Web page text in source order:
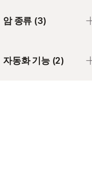
종양 면역원성 분석
착상 전 유전자 선별 검
표적 RNA 시퀀싱
FFPE 호환 불가
단일 세포
암 종류 (3)
전체 고형암
자동화 기능(2)